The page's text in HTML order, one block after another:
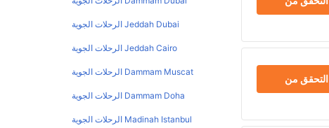
التحقق من
Jeddah Dubai الرحلات الجوية
Jeddah Cairo الرحلات الجوية
Dammam Muscat الرحلات الجوية
Dammam Doha الرحلات الجوية
Madinah Istanbul الرحلات الجوية